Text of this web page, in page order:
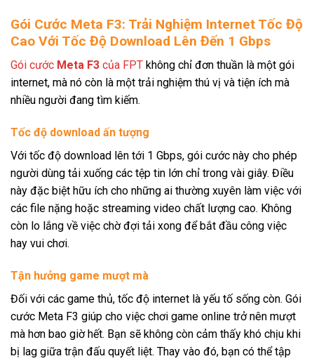
Gói Cước Meta F3: Trải Nghiệm Internet Tốc Độ
Cao Với Tốc Độ Download Lên Đến 1 Gbps
Gói cước Meta F3 của FPT không chỉ đơn thuần là một gói
internet, mà nó còn là một trải nghiệm thú vị và tiện ích mà
nhiều người đang tìm kiếm.
Tốc độ download ấn tượng
Với tốc độ download lên tới 1 Gbps, gói cước này cho phép
người dùng tải xuống các tệp tin lớn chỉ trong vài giây. Điều
này đặc biệt hữu ích cho những ai thường xuyên làm việc với
các file nặng hoặc streaming video chất lượng cao. Không
còn lo lắng về việc chờ đợi tải xong để bắt đầu công việc
hay vui chơi.
Tận hưởng game mượt mà
Đối với các game thủ, tốc độ internet là yếu tố sống còn. Gói
cước Meta F3 giúp cho việc chơi game online trở nên mượt
mà hơn bao giờ hết. Bạn sẽ không còn cảm thấy khó chịu khi
bị lag giữa trận đấu quyết liệt. Thay vào đó, bạn có thể tập